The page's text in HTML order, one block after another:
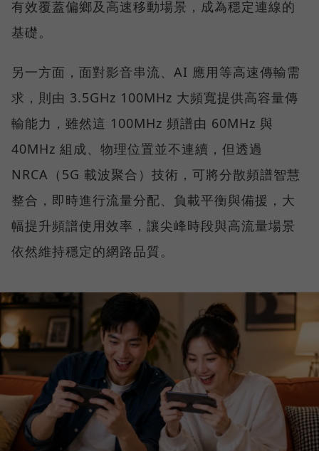
有效覆蓋偏鄉及高速移動場景，成為穩定連線的
基礎。
另一方面，面對影音串流、AI 應用等高速傳輸需
求，則由 3.5GHz 100MHz 大頻寬提供高容量傳
輸能力，雖然這 100MHz 頻譜由 60MHz 與
40MHz 組成、物理位置並不連續，但透過
NRCA（5G 載波聚合）技術，可將分散頻譜智慧
整合，即時進行流量分配、負載平衡與備援，大
幅提升頻譜使用效率，讓尖峰時段與高流量場景
依然維持穩定的網路品質。